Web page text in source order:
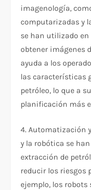
imagenología,
computarizadas y
se han utilizado
obtener imágenes
ayuda a los
las características
petróleo, lo que a
planificación más
4. Automatización
y la robótica se
extracción de
reducir los riesgos
ejemplo, los